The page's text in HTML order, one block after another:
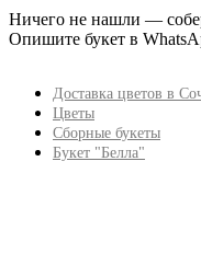
Ничего не нашли —
Опишите букет в
Доставка цветов в
Цветы
Сборные букеты
Букет "Белла"